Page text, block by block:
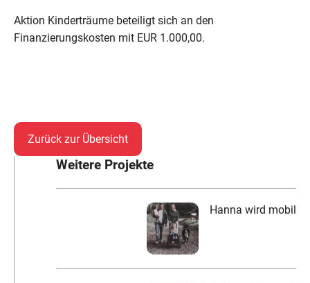
Aktion Kinderträume beteiligt sich an den
Finanzierungskosten mit EUR 1.000,00.
Zurück zur Übersicht
Weitere Projekte
Hanna wird mobil